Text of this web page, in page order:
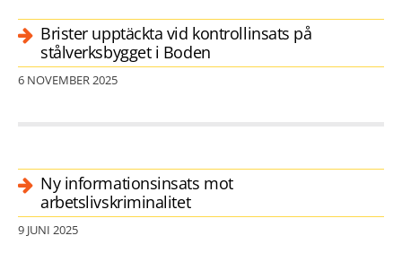
Brister upptäckta vid kontrollinsats på
stålverksbygget i Boden
6 NOVEMBER 2025
Ny informationsinsats mot
arbetslivskriminalitet
9 JUNI 2025